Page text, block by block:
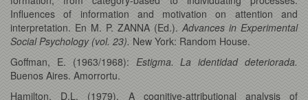
Influences of information and motivation on attention and
interpretation. En M. P. ZANNA (Ed.). Advances in Experimental
Social Psychology (vol. 23). New York: Random House.
Goffman, E. (1963/1968): Estigma. La identidad deteriorada.
Buenos Aires. Amorrortu.
Hamilton, D.L. (1979). A cognitive-attributional analysis of